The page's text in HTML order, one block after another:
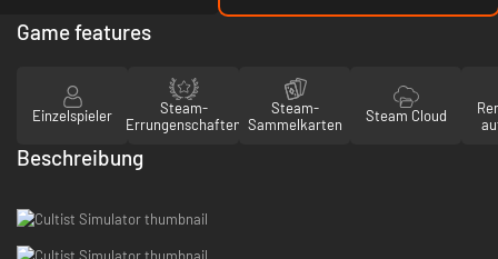
Game features
Einzelspieler
Steam-
Errungenschaften
Steam-
Sammelkarten
Steam Cloud
Beschreibung